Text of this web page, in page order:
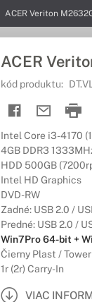
ACER Veriton
ACER
kód produktu:
Intel Core i3-4170
4GB DDR3
HDD 500GB
Intel HD Graphics
DVD-RW
Zadné: USB 2.0 /
Predné: USB 2.0 /
Win7Pro 64-bit +
Čierny Plast / Tower
1r (2r) Carry-In
VIAC